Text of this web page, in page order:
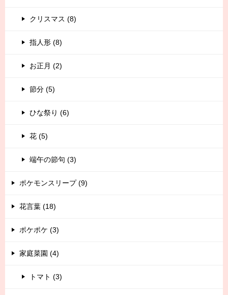
クリスマス (8)
指人形 (8)
お正月 (2)
節分 (5)
ひな祭り (6)
花 (5)
端午の節句 (3)
ポケモンスリープ (9)
花言葉 (18)
ポケポケ (3)
家庭菜園 (4)
トマト (3)